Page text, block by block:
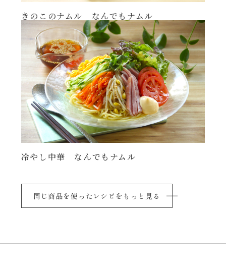
きのこのナムル なんでもナムル
冷やし中華 なんでもナムル
同じ商品を使ったレシピをもっと見る